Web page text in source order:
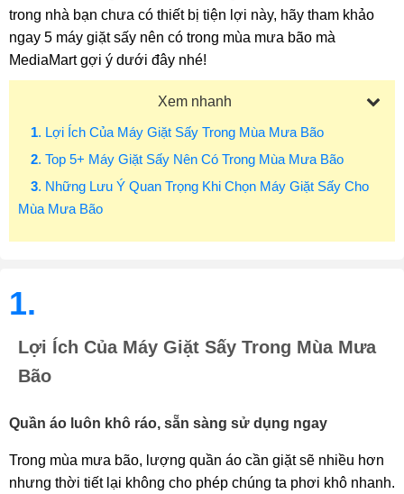
trong nhà bạn chưa có thiết bị tiện lợi này, hãy tham khảo
ngay 5 máy giặt sấy nên có trong mùa mưa bão mà
MediaMart gợi ý dưới đây nhé!
Xem nhanh
1. Lợi Ích Của Máy Giặt Sấy Trong Mùa Mưa Bão
2. Top 5+ Máy Giặt Sấy Nên Có Trong Mùa Mưa Bão
3. Những Lưu Ý Quan Trọng Khi Chọn Máy Giặt Sấy Cho
Mùa Mưa Bão
1.
Lợi Ích Của Máy Giặt Sấy Trong Mùa Mưa
Bão
Quần áo luôn khô ráo, sẵn sàng sử dụng ngay
Trong mùa mưa bão, lượng quần áo cần giặt sẽ nhiều hơn
nhưng thời tiết lại không cho phép chúng ta phơi khô nhanh.